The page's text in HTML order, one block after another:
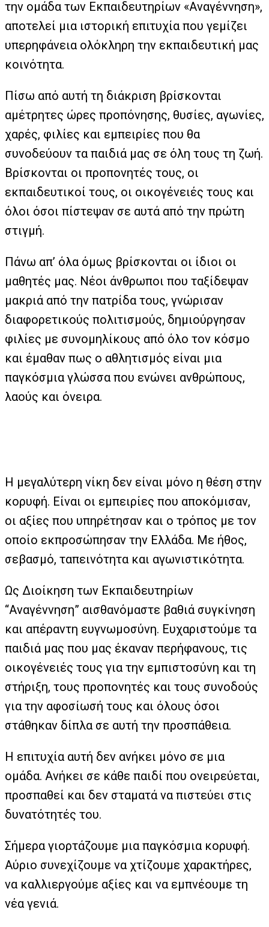
την ομάδα των Εκπαιδευτηρίων «Αναγέννηση»,
αποτελεί μια ιστορική επιτυχία που γεμίζει
υπερηφάνεια ολόκληρη την εκπαιδευτική μας
κοινότητα.
Πίσω από αυτή τη διάκριση βρίσκονται
αμέτρητες ώρες προπόνησης, θυσίες, αγωνίες,
χαρές, φιλίες και εμπειρίες που θα
συνοδεύουν τα παιδιά μας σε όλη τους τη ζωή.
Βρίσκονται οι προπονητές τους, οι
εκπαιδευτικοί τους, οι οικογένειές τους και
όλοι όσοι πίστεψαν σε αυτά από την πρώτη
στιγμή.
Πάνω απ’ όλα όμως βρίσκονται οι ίδιοι οι
μαθητές μας. Νέοι άνθρωποι που ταξίδεψαν
μακριά από την πατρίδα τους, γνώρισαν
διαφορετικούς πολιτισμούς, δημιούργησαν
φιλίες με συνομηλίκους από όλο τον κόσμο
και έμαθαν πως ο αθλητισμός είναι μια
παγκόσμια γλώσσα που ενώνει ανθρώπους,
λαούς και όνειρα.
Η μεγαλύτερη νίκη δεν είναι μόνο η θέση στην
κορυφή. Είναι οι εμπειρίες που αποκόμισαν,
οι αξίες που υπηρέτησαν και ο τρόπος με τον
οποίο εκπροσώπησαν την Ελλάδα. Με ήθος,
σεβασμό, ταπεινότητα και αγωνιστικότητα.
Ως Διοίκηση των Εκπαιδευτηρίων
“Αναγέννηση” αισθανόμαστε βαθιά συγκίνηση
και απέραντη ευγνωμοσύνη. Ευχαριστούμε τα
παιδιά μας που μας έκαναν περήφανους, τις
οικογένειές τους για την εμπιστοσύνη και τη
στήριξη, τους προπονητές και τους συνοδούς
για την αφοσίωσή τους και όλους όσοι
στάθηκαν δίπλα σε αυτή την προσπάθεια.
Η επιτυχία αυτή δεν ανήκει μόνο σε μια
ομάδα. Ανήκει σε κάθε παιδί που ονειρεύεται,
προσπαθεί και δεν σταματά να πιστεύει στις
δυνατότητές του.
Σήμερα γιορτάζουμε μια παγκόσμια κορυφή.
Αύριο συνεχίζουμε να χτίζουμε χαρακτήρες,
να καλλιεργούμε αξίες και να εμπνέουμε τη
νέα γενιά.